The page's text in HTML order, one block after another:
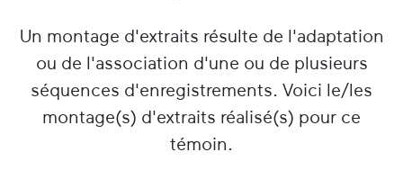
Un montage d'extraits résulte de l'adaptation
ou de l'association d'une ou de plusieurs
séquences d'enregistrements. Voici le/les
montage(s) d'extraits réalisé(s) pour ce
témoin.